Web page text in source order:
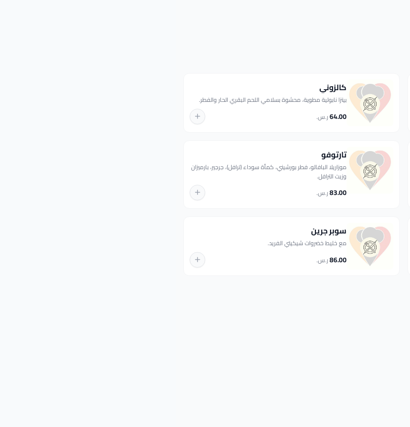
كالزوني
بيتزا نابولية مطوية، محشوة بسلامي اللحم البقري الحار والفطر.
64.00ر.س.
تارتوفو
موزاريلا البافالو، فطر بورشيني، كمأة سوداء (ترافل)، جرجير، بارميزان
وزيت الترافل.
83.00ر.س.
سوبر جرين
مع خليط خضروات شيكيتي الفريد.
86.00ر.س.